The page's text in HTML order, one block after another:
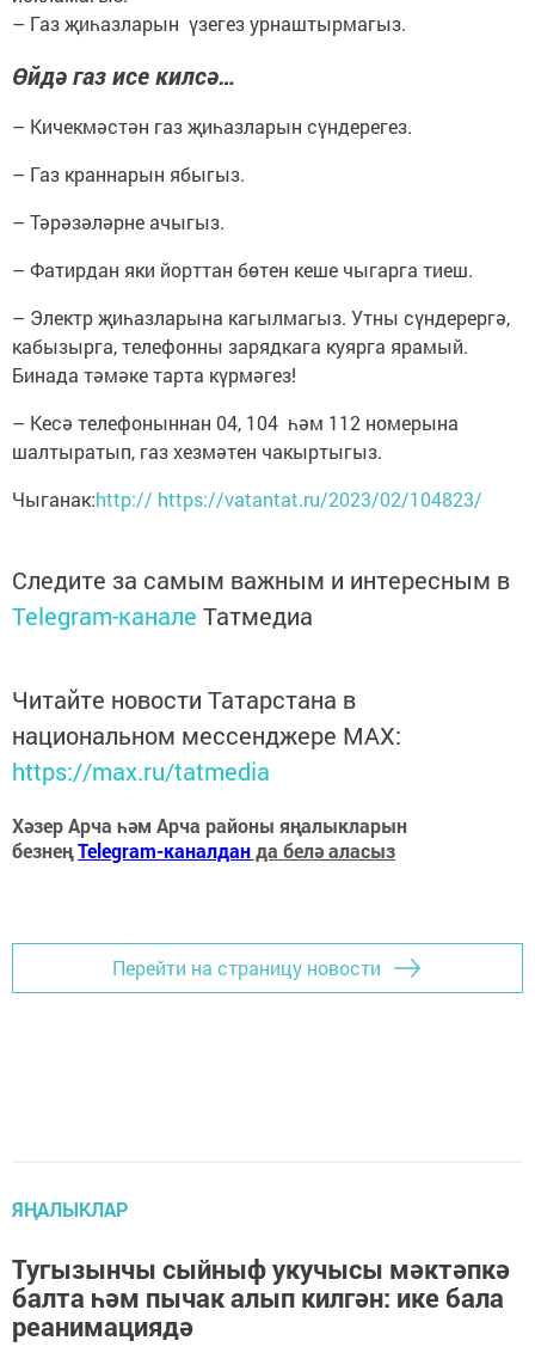
– Газ җиһазларын үзегез урнаштырмагыз.
Өйдә газ исе килсә…
– Кичекмәстән газ җиһазларын сүндерегез.
– Газ краннарын ябыгыз.
– Тәрәзәләрне ачыгыз.
– Фатирдан яки йорттан бөтен кеше чыгарга тиеш.
– Электр җиһазларына кагылмагыз. Утны сүндерергә,
кабызырга, телефонны зарядкага куярга ярамый.
Бинада тәмәке тарта күрмәгез!
– Кесә телефоныннан 04, 104 һәм 112 номерына
шалтыратып, газ хезмәтен чакыртыгыз.
Чыганак:http:// https://vatantat.ru/2023/02/104823/
Следите за самым важным и интересным в
Telegram-канале Татмедиа
Читайте новости Татарстана в
национальном мессенджере MАХ:
https://max.ru/tatmedia
Хәзер Арча һәм Арча районы яңалыкларын
безнеңTelegram-каналданда белә аласыз
Перейти на страницу новости
ЯҢАЛЫКЛАР
Тугызынчы сыйныф укучысы мәктәпкә
балта һәм пычак алып килгән: ике бала
реанимациядә